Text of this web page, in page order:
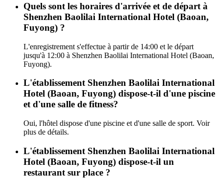
Quels sont les horaires d'arrivée et de départ à
Shenzhen Baolilai International Hotel (Baoan,
Fuyong) ?
L'enregistrement s'effectue à partir de 14:00 et le départ
jusqu'à 12:00 à Shenzhen Baolilai International Hotel (Baoan,
Fuyong).
L'établissement Shenzhen Baolilai International
Hotel (Baoan, Fuyong) dispose-t-il d'une piscine
et d'une salle de fitness?
Oui, l'hôtel dispose d'une piscine et d'une salle de sport. Voir
plus de détails.
L'établissement Shenzhen Baolilai International
Hotel (Baoan, Fuyong) dispose-t-il un
restaurant sur place ?